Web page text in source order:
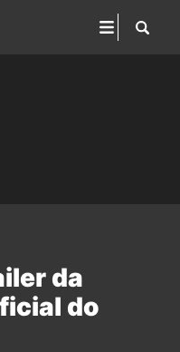
da
do